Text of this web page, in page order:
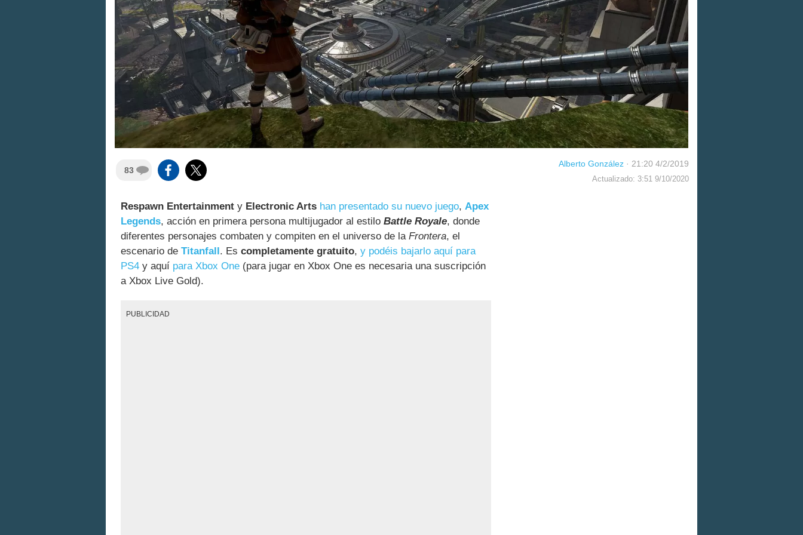
83
Alberto González · 21:20 4/2/2019
Actualizado: 3:51 9/10/2020
Respawn Entertainment y Electronic Arts han presentado su nuevo juego, Apex
Legends, acción en primera persona multijugador al estilo Battle Royale, donde
diferentes personajes combaten y compiten en el universo de la Frontera, el
escenario de Titanfall . Es completamente gratuito, y podéis bajarlo aquí para
PS4 y aquí para Xbox One (para jugar en Xbox One es necesaria una suscripción
a Xbox Live Gold).
PUBLICIDAD